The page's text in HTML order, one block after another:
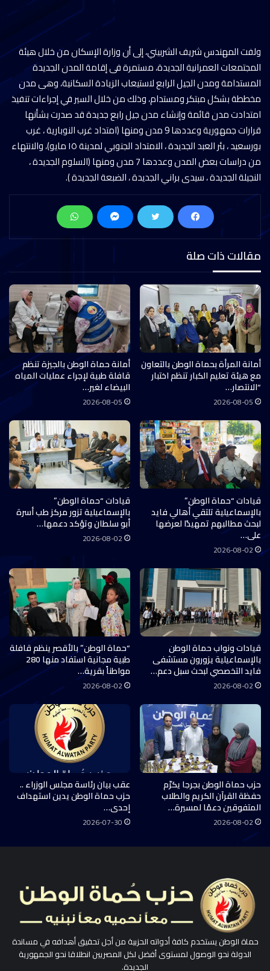
ولفت المهندس شريف الشربيني، إلى أن وزارة الإسكان من خلال هيئة
المجتمعات العمرانية الجديدة، مستمرة فى إقامة المدن الجديدة
المستدامة ومدن الجيل الرابع لاستيعاب الزيادة السكانية، وهى مدن
مخططة بشكل مبتكر ومستدام، وذلك من خلال السير في إجراءات تنفيذ
امتدادت مدن قائمة وإنشاء مدن جيل رابع جديدة قد صدرت بشأنها
قرارات جمهورية وعددها 9 مدن ومنها (امتداد غرب النوبارية ، غرب
بورسعيد ، بئر العبد الجديدة ، الامتداد الجنوبي لمدينة ١٥ مايو)، والانتهاء
من دراسات بعض المدن وعددها 7 مدن ومنها (السلوم الجديدة ،
النجيلة الجديدة ، سيدى براني الجديدة ، الضبعة الجديدة ).
مقالات ذات صلة
أمانة المرأة بحماة الوطن بالتعاون
مع هيئة تعليم الكبار تنظم اختبار
“الانتصار…
2026-08-05
أمانة حماة الوطن بالجيزة تنظم
قافلة طبية لإجراء عمليات المياه
البيضاء لغير…
2026-08-05
قيادات “حماة الوطن”
بالإسماعيلية تلتقي أهالي فايد
لبحث مطالبهم تمهيدًا لعرضها
على…
2026-08-02
قيادات “حماة الوطن”
بالإسماعيلية تزور مركز طب أسرة
أبو سلطان وتؤكد دعمها…
2026-08-02
قيادات ونواب حماة الوطن
بالإسماعيلية يزورون مستشفى
فايد التخصصي لبحث سبل دعم…
2026-08-02
“حماة الوطن” بالأقصر ينظم قافلة
طبية مجانية استفاد منها 280
مواطناً بقرية…
2026-08-02
حزب حماة الوطن بجرجا يكرّم
حفظة القرآن الكريم والطلاب
المتفوقين دعمًا لمسيرة…
2026-08-02
عقب بيان رئاسة مجلس الوزراء ..
حزب حماة الوطن يدين استهداف
إحدى…
2026-07-30
حماة الوطن يستخدم كافة أدواته الحزبية من أجل تحقيق أهدافه في مساندة
الدولة نحو الوصول لمستوى أفضل لكل المصريين انطلاقا نحو الجمهورية
الجديدة.